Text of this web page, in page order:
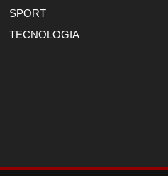
SPORT
TECNOLOGIA